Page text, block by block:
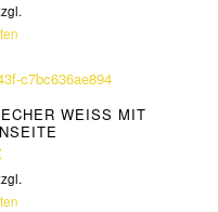
WEISS MIT B